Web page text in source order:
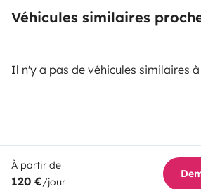
Véhicules similaires
Il n'y a pas de véhicules similaires
À partir de
120 €/jour